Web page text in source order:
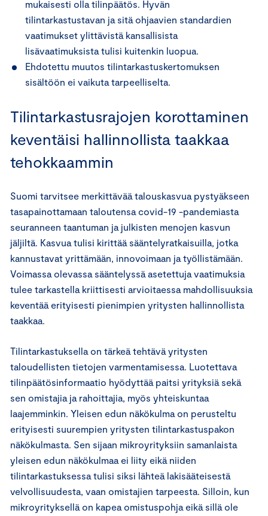
mukaisesti olla tilinpäätös. Hyvän
tilintarkastustavan ja sitä ohjaavien standardien
vaatimukset ylittävistä kansallisista
lisävaatimuksista tulisi kuitenkin luopua.
Ehdotettu muutos tilintarkastuskertomuksen
sisältöön ei vaikuta tarpeelliselta.
Tilintarkastusrajojen korottaminen
keventäisi hallinnollista taakkaa
tehokkaammin
Suomi tarvitsee merkittävää talouskasvua pystyäkseen
tasapainottamaan taloutensa covid-19 -pandemiasta
seuranneen taantuman ja julkisten menojen kasvun
jäljiltä. Kasvua tulisi kirittää sääntelyratkaisuilla, jotka
kannustavat yrittämään, innovoimaan ja työllistämään.
Voimassa olevassa sääntelyssä asetettuja vaatimuksia
tulee tarkastella kriittisesti arvioitaessa mahdollisuuksia
keventää erityisesti pienimpien yritysten hallinnollista
taakkaa.
Tilintarkastuksella on tärkeä tehtävä yritysten
taloudellisten tietojen varmentamisessa. Luotettava
tilinpäätösinformaatio hyödyttää paitsi yrityksiä sekä
sen omistajia ja rahoittajia, myös yhteiskuntaa
laajemminkin. Yleisen edun näkökulma on perusteltu
erityisesti suurempien yritysten tilintarkastuspakon
näkökulmasta. Sen sijaan mikroyrityksiin samanlaista
yleisen edun näkökulmaa ei liity eikä niiden
tilintarkastuksessa tulisi siksi lähteä lakisääteisestä
velvollisuudesta, vaan omistajien tarpeesta. Silloin, kun
mikroyrityksellä on kapea omistuspohja eikä sillä ole